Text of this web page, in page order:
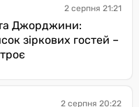
2 серпня 21:21
Джорджини:
зіркових гостей –
2 серпня 20:22